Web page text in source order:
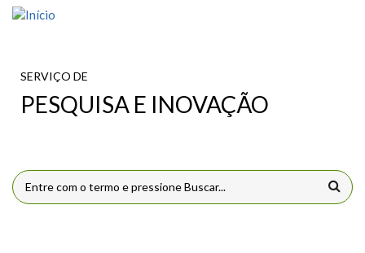
Pular para o conteúdo principal
SERVIÇO DE
PESQUISA E INOVAÇÃO
FORMULÁRIO DE BUSCA